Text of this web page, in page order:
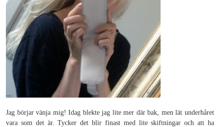
Jag börjar vänja mig! Idag blekte jag lite mer där bak, men lät underhåret
vara som det är. Tycker det blir finast med lite skiftningar och att ha